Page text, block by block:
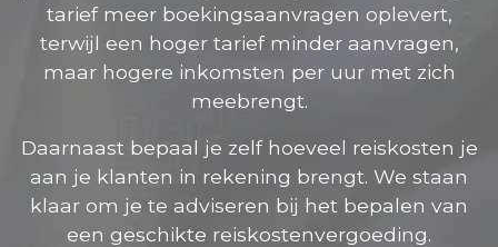
tarief meer boekingsaanvragen oplevert,
terwijl een hoger tarief minder aanvragen,
maar hogere inkomsten per uur met zich
meebrengt.
Daarnaast bepaal je zelf hoeveel reiskosten je
aan je klanten in rekening brengt. We staan
klaar om je te adviseren bij het bepalen van
een geschikte reiskostenvergoeding.